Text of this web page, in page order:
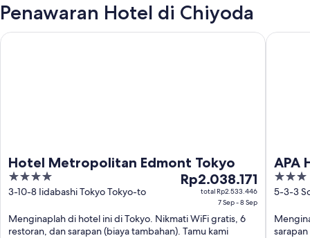
Penawaran Hotel di Chiyoda
Hotel Metropolitan Edmont Tokyo
4
out
5
3-10-8 Iidabashi Tokyo Tokyo-to
Harga
Rp2.038.171
malam
Rp2.038.171
total Rp2.533.446
7 Sep - 8 Sep
Menginaplah di hotel ini di Tokyo. Nikmati WiFi gratis, 6
restoran, dan sarapan (biaya tambahan). Tamu kami
Hotel Metropolitan Edmont Tokyo
APA
3
out
5
5-3-3
APA